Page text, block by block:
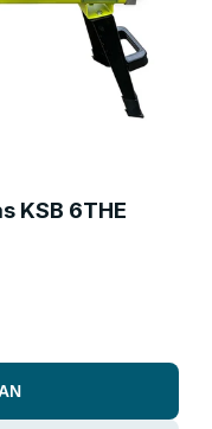
KSB 6THE